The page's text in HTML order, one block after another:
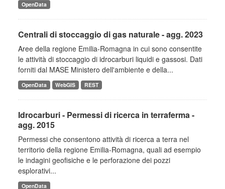
OpenData
Centrali di stoccaggio di gas naturale - agg. 2023
Aree della regione Emilia-Romagna in cui sono consentite
le attività di stoccaggio di idrocarburi liquidi e gassosi. Dati
forniti dal MASE Ministero dell'ambiente e della...
OpenData WebGIS REST
Idrocarburi - Permessi di ricerca in terraferma -
agg. 2015
Permessi che consentono attività di ricerca a terra nel
territorio della regione Emilia-Romagna, quali ad esempio
le indagini geofisiche e le perforazione dei pozzi
esplorativi...
OpenData